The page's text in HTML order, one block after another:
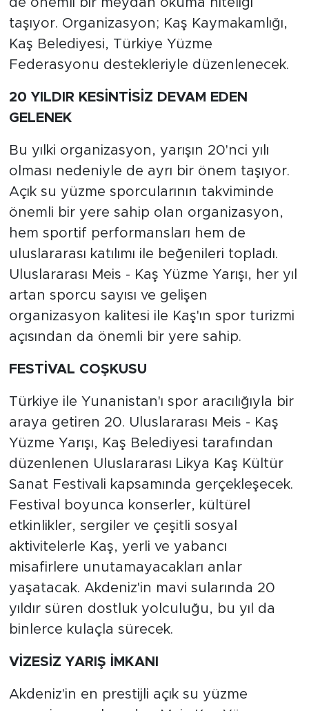
de önemli bir meydan okuma niteliği
taşıyor. Organizasyon; Kaş Kaymakamlığı,
Kaş Belediyesi, Türkiye Yüzme
Federasyonu destekleriyle düzenlenecek.
20 YILDIR KESİNTİSİZ DEVAM EDEN
GELENEK
Bu yılki organizasyon, yarışın 20'nci yılı
olması nedeniyle de ayrı bir önem taşıyor.
Açık su yüzme sporcularının takviminde
önemli bir yere sahip olan organizasyon,
hem sportif performansları hem de
uluslararası katılımı ile beğenileri topladı.
Uluslararası Meis - Kaş Yüzme Yarışı, her yıl
artan sporcu sayısı ve gelişen
organizasyon kalitesi ile Kaş'ın spor turizmi
açısından da önemli bir yere sahip.
FESTİVAL COŞKUSU
Türkiye ile Yunanistan'ı spor aracılığıyla bir
araya getiren 20. Uluslararası Meis - Kaş
Yüzme Yarışı, Kaş Belediyesi tarafından
düzenlenen Uluslararası Likya Kaş Kültür
Sanat Festivali kapsamında gerçekleşecek.
Festival boyunca konserler, kültürel
etkinlikler, sergiler ve çeşitli sosyal
aktivitelerle Kaş, yerli ve yabancı
misafirlere unutamayacakları anlar
yaşatacak. Akdeniz'in mavi sularında 20
yıldır süren dostluk yolculuğu, bu yıl da
binlerce kulaçla sürecek.
VİZESİZ YARIŞ İMKANI
Akdeniz'in en prestijli açık su yüzme